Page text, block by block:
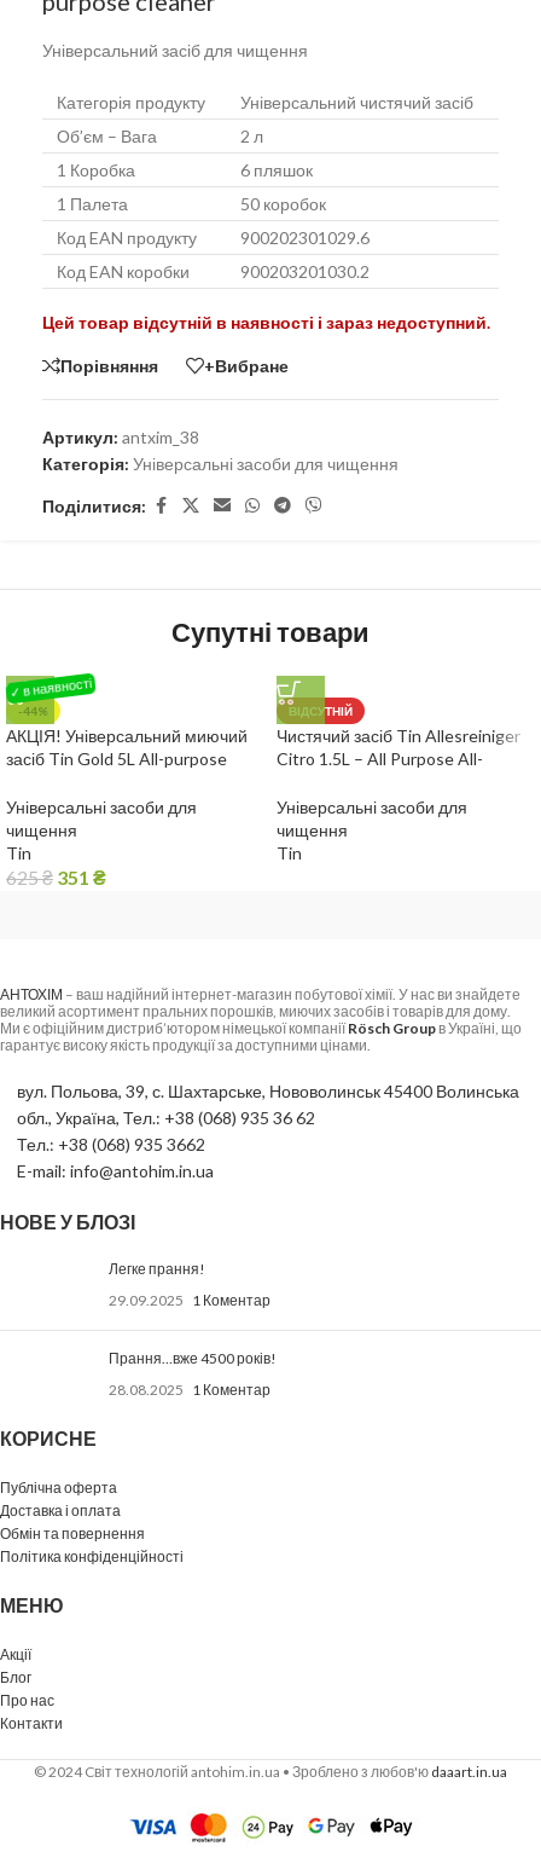
Універсальний засіб для чищення
Категорія продукту
Універсальний чистячий засіб
Об’єм – Вага
2 л
1 Коробка
6 пляшок
1 Палета
50 коробок
Код EAN продукту
900202301029.6
Код EAN коробки
900203201030.2
Цей товар відсутній в наявності і зараз недоступний.
Порівняння +Вибране
Артикул: antxim_38
Категорія: Універсальні засоби для чищення
Поділитися:
Супутні товари
-44%
АКЦІЯ! Універсальний миючий
засіб Tin Gold 5L All-purpose
Універсальні засоби для
чищення
Tin
625₴ 351 ₴
ВІДСУТНІЙ
Чистячий засіб Tin Allesreiniger
Citro 1.5L – All Purpose All-
Універсальні засоби для
чищення
Tin
АНТОХІМ – ваш надійний інтернет-магазин побутової хімії. У нас ви знайдете
великий асортимент пральних порошків, миючих засобів і товарів для дому.
Ми є офіційним дистриб’ютором німецької компаніїRösch Groupв Україні, що
гарантує високу якість продукції за доступними цінами.
вул. Польова, 39, с. Шахтарське, Нововолинськ 45400 Волинська
обл., Україна, Тел.: +38 (068) 935 36 62
Тел.: +38 (068) 935 3662
E-mail: info@antohim.in.ua
НОВЕ У БЛОЗІ
Легке прання!
29.09.2025 1 Коментар
Прання…вже 4500 років!
28.08.2025 1 Коментар
КОРИСНЕ
Публічна оферта
Доставка і оплата
Обмін та повернення
Політика конфіденційності
МЕНЮ
Акції
Блог
Про нас
Контакти
© 2024 Cвіт технологій antohim.in.ua • Зроблено з любов'ю daaart.in.ua